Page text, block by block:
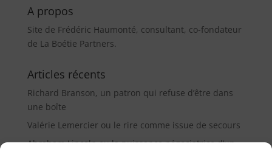
A propos
Site de Frédéric Haumonté, consultant, co-fondateur
de La Boétie Partners.
Articles récents
Richard Branson, un patron qui refuse d’être dans
une boîte
Valérie Lemercier ou le rire comme issue de secours
Abraham Lincoln ou la puissance négociatrice d’un